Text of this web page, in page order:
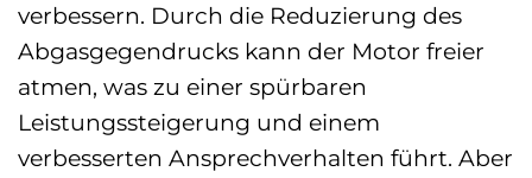
verbessern. Durch die Reduzierung des
Abgasgegendrucks kann der Motor freier
atmen, was zu einer spürbaren
Leistungssteigerung und einem
verbesserten Ansprechverhalten führt. Aber